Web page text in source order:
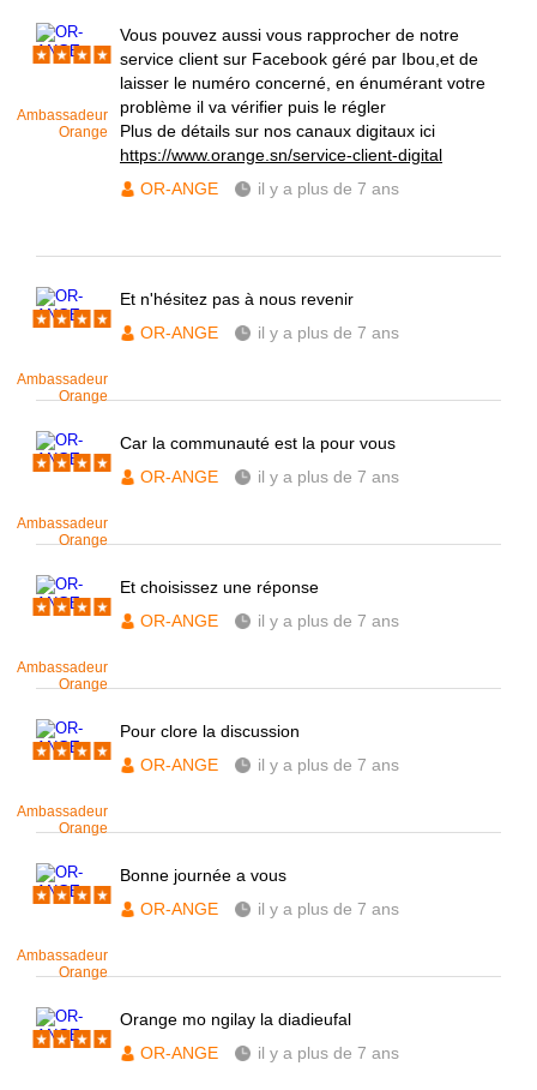
Ambassadeur
Orange
Vous pouvez aussi vous rapprocher de notre
service client sur Facebook géré par Ibou,et de
laisser le numéro concerné, en énumérant votre
problème il va vérifier puis le régler
Plus de détails sur nos canaux digitaux ici
https://www.orange.sn/service-client-digital
OR-ANGE
il y a plus de 7 ans
Ambassadeur
Orange
Et n'hésitez pas à nous revenir
OR-ANGE
il y a plus de 7 ans
Ambassadeur
Orange
Car la communauté est la pour vous
OR-ANGE
il y a plus de 7 ans
Ambassadeur
Orange
Et choisissez une réponse
OR-ANGE
il y a plus de 7 ans
Ambassadeur
Orange
Pour clore la discussion
OR-ANGE
il y a plus de 7 ans
Ambassadeur
Orange
Bonne journée a vous
OR-ANGE
il y a plus de 7 ans
Orange mo ngilay la diadieufal
OR-ANGE
il y a plus de 7 ans